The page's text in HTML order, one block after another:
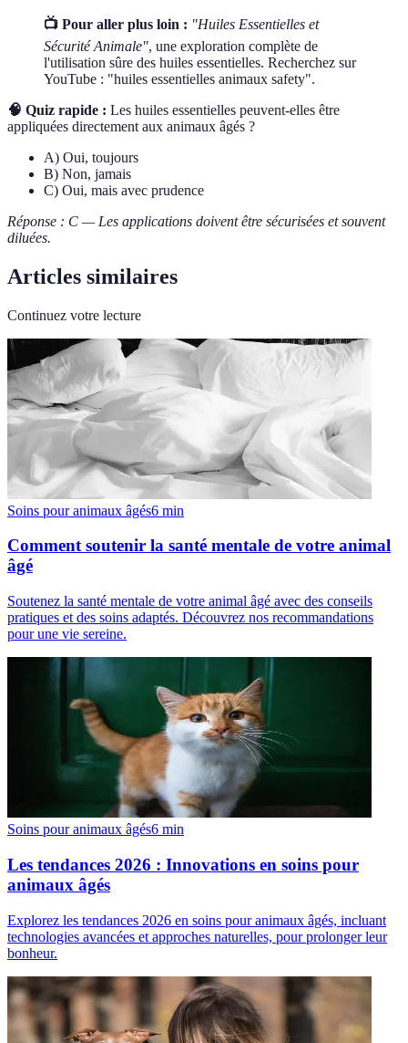
📺 Pour aller plus loin : "Huiles Essentielles et
Sécurité Animale", une exploration complète de
l'utilisation sûre des huiles essentielles. Recherchez sur
YouTube : "huiles essentielles animaux safety".
🧠 Quiz rapide : Les huiles essentielles peuvent-elles être
appliquées directement aux animaux âgés ?
A) Oui, toujours
B) Non, jamais
C) Oui, mais avec prudence
Réponse : C — Les applications doivent être sécurisées et souvent
diluées.
Articles similaires
Continuez votre lecture
Soins pour animaux âgés6 min
Comment soutenir la santé mentale de votre animal
âgé
Soutenez la santé mentale de votre animal âgé avec des conseils
pratiques et des soins adaptés. Découvrez nos recommandations
pour une vie sereine.
Soins pour animaux âgés6 min
Les tendances 2026 : Innovations en soins pour
animaux âgés
Explorez les tendances 2026 en soins pour animaux âgés, incluant
technologies avancées et approches naturelles, pour prolonger leur
bonheur.